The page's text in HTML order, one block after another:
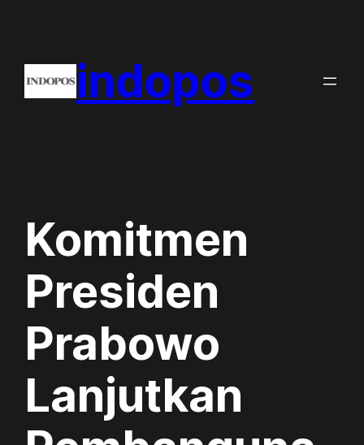
content
indopos
Komitmen
Presiden
Prabowo
Lanjutkan